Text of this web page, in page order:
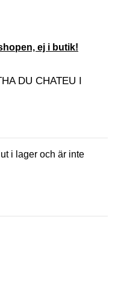
ej i butik!
DU CHATEU I
i lager och är inte